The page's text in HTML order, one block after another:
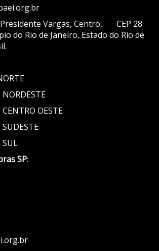
Vargas, Centro, CEP 28
do Rio de Janeiro, Estado do Rio de
NORDESTE
OESTE
SUL
SP: